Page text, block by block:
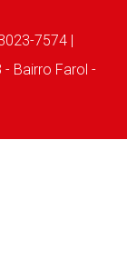
7574 |
Bairro Farol -